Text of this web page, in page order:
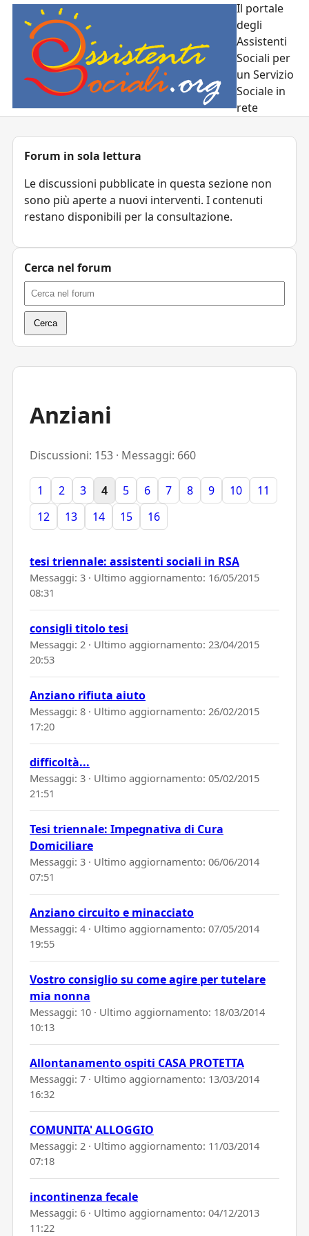
Il portale
degli
Assistenti
Sociali per
un Servizio
Sociale in
rete
Anziani
Discussioni: 153 · Messaggi: 660
1 2 3 4 5 6 7 8 9 10
11
12
13 14 15 16
tesi triennale: assistenti sociali in RSA
Messaggi: 3 · Ultimo aggiornamento: 16/05/2015
08:31
consigli titolo tesi
Messaggi: 2 · Ultimo aggiornamento: 23/04/2015
20:53
Anziano rifiuta aiuto
Messaggi: 8 · Ultimo aggiornamento: 26/02/2015
17:20
difficoltà...
Messaggi: 3 · Ultimo aggiornamento: 05/02/2015
21:51
Tesi triennale: Impegnativa di Cura
Domiciliare
Messaggi: 3 · Ultimo aggiornamento: 06/06/2014
07:51
Anziano circuito e minacciato
Messaggi: 4 · Ultimo aggiornamento: 07/05/2014
19:55
Vostro consiglio su come agire per tutelare
mia nonna
Messaggi: 10 · Ultimo aggiornamento: 18/03/2014
10:13
Allontanamento ospiti CASA PROTETTA
Messaggi: 7 · Ultimo aggiornamento: 13/03/2014
16:32
COMUNITA' ALLOGGIO
Messaggi: 2 · Ultimo aggiornamento: 11/03/2014
07:18
incontinenza fecale
Messaggi: 6 · Ultimo aggiornamento: 04/12/2013
11:22
Forum in sola lettura
Le discussioni pubblicate in questa sezione non
sono più aperte a nuovi interventi. I contenuti
restano disponibili per la consultazione.
Cerca nel forum
Cerca